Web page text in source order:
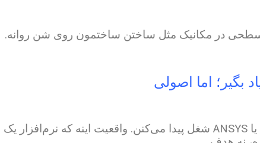
در مکانیک مثل ساختن ساختمون روی شن روانه.
خیلی‌ها فکر می‌کنن فقط با بلد بودن SolidWorks یا ANSYS شغل پیدا می‌کنن. واقعیت اینه که نرم‌افزار یک